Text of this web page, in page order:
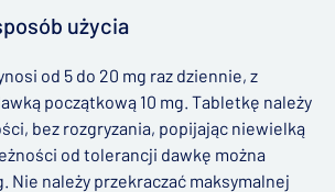
użycia
od 5 do 20 mg raz dziennie, z
początkową 10 mg. Tabletkę należy
bez rozgryzania, popijając niewielką
od tolerancji dawkę można
Nie należy przekraczać maksymalnej